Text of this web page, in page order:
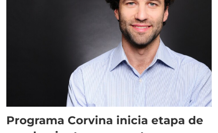
Programa Corvina inicia etapa de